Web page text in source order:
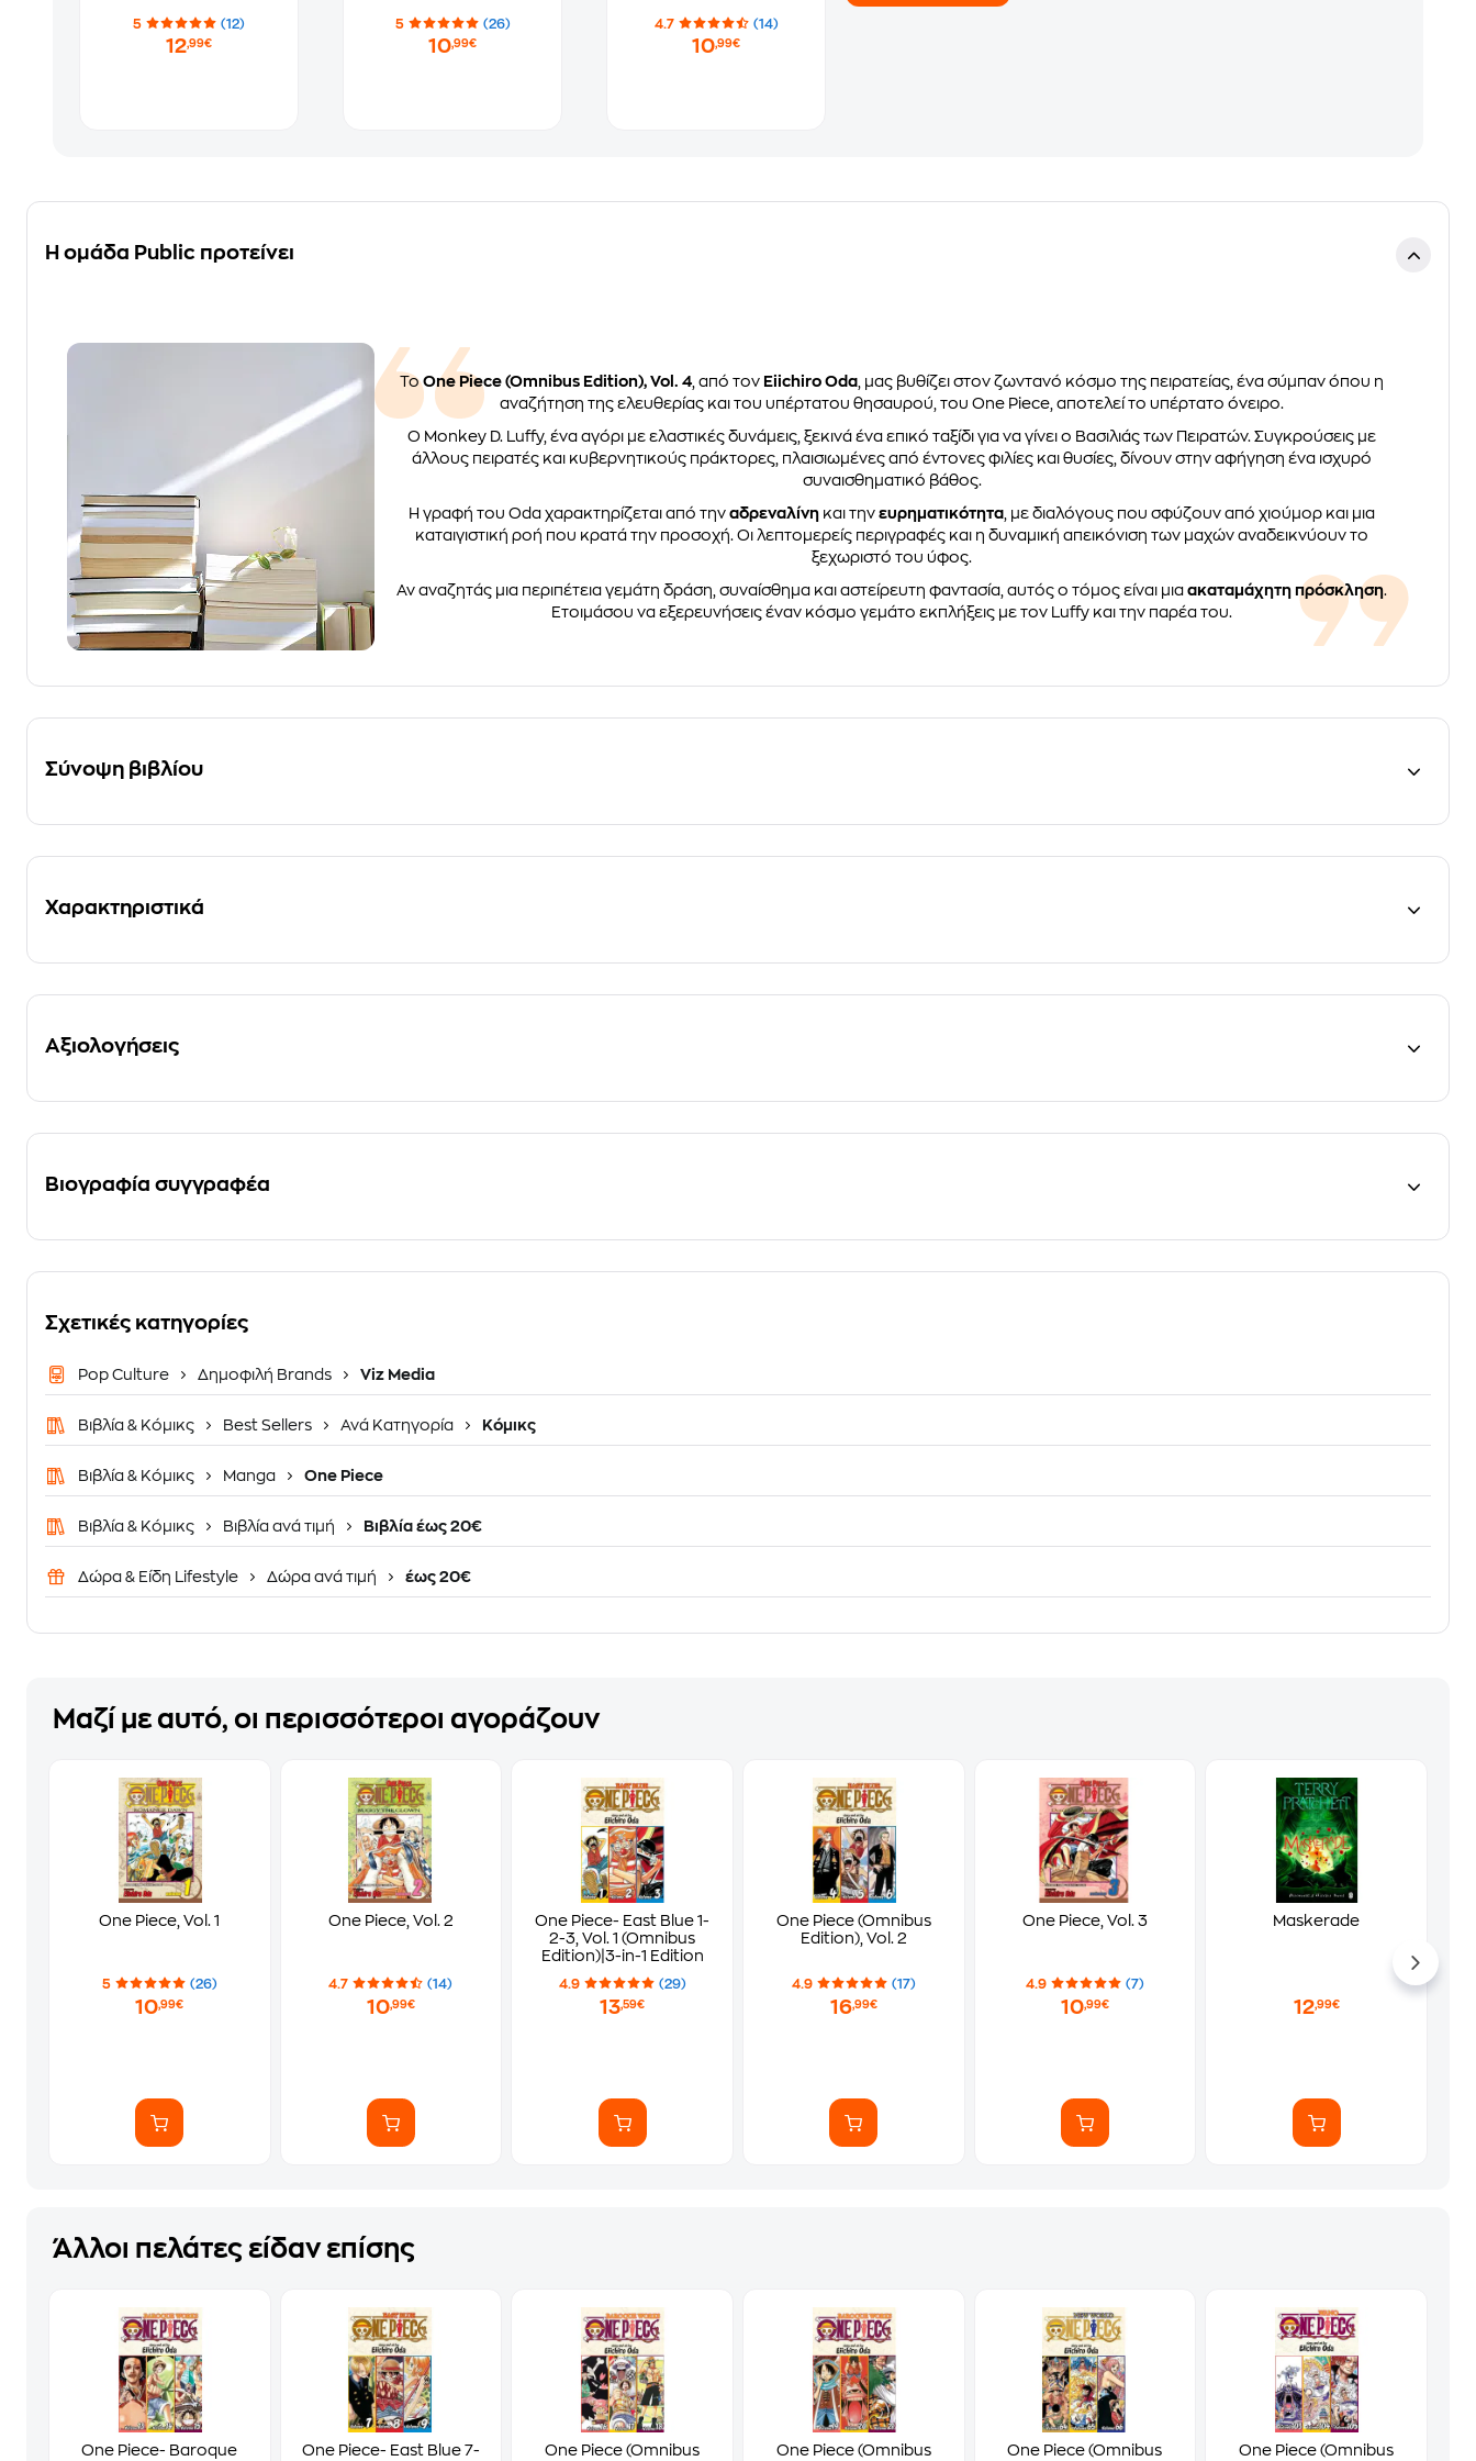
5 (12)
12,99€
5 (26)
10,99€
4.7 (14)
10,99€
Η ομάδα Public προτείνει
ΤοOne Piece (Omnibus Edition), Vol. 4 , από τον Eiichiro Oda , μας βυθίζει στον ζωντανό κόσμο της πειρατείας, ένα σύμπαν όπου η
αναζήτηση της ελευθερίας και του υπέρτατου θησαυρού, του One Piece, αποτελεί το υπέρτατο όνειρο.
Ο Monkey D. Luffy, ένα αγόρι με ελαστικές δυνάμεις, ξεκινά ένα επικό ταξίδι για να γίνει ο Βασιλιάς των Πειρατών. Συγκρούσεις με
άλλους πειρατές και κυβερνητικούς πράκτορες, πλαισιωμένες από έντονες φιλίες και θυσίες, δίνουν στην αφήγηση ένα ισχυρό
συναισθηματικό βάθος.
Η γραφή του Oda χαρακτηρίζεται από την αδρεναλίνη και την ευρηματικότητα , με διαλόγους που σφύζουν από χιούμορ και μια
καταιγιστική ροή που κρατά την προσοχή. Οι λεπτομερείς περιγραφές και η δυναμική απεικόνιση των μαχών αναδεικνύουν το
ξεχωριστό του ύφος.
Αν αναζητάς μια περιπέτεια γεμάτη δράση, συναίσθημα και αστείρευτη φαντασία, αυτός ο τόμος είναι μια ακαταμάχητη πρόσκληση.
Ετοιμάσου να εξερευνήσεις έναν κόσμο γεμάτο εκπλήξεις με τον Luffy και την παρέα του.
Σύνοψη βιβλίου
Χαρακτηριστικά
Αξιολογήσεις
Βιογραφία συγγραφέα
Σχετικές κατηγορίες
Pop Culture Δημοφιλή Brands Viz Media
Βιβλία & Κόμικς Best Sellers Ανά Κατηγορία Κόμικς
Βιβλία & Κόμικς Manga One Piece
Βιβλία & Κόμικς Βιβλία ανά τιμή Βιβλία έως 20€
Δώρα & Είδη Lifestyle Δώρα ανά τιμή έως 20€
Μαζί με αυτό, οι περισσότεροι αγοράζουν
One Piece, Vol. 1
5 (26)
10,99€
One Piece, Vol. 2
4.7 (14)
10,99€
One Piece- East Blue 1-
2-3, Vol. 1 (Omnibus
Edition)|3-in-1 Edition
4.9 (29)
13,59€
One Piece (Omnibus
Edition), Vol. 2
4.9 (17)
16,99€
One Piece, Vol. 3
4.9 (7)
10,99€
Maskerade
12,99€
Άλλοι πελάτες είδαν επίσης
One Piece- Baroque
One Piece- East Blue 7-
One Piece (Omnibus
One Piece (Omnibus
One Piece (Omnibus
One Piece (Omnibus